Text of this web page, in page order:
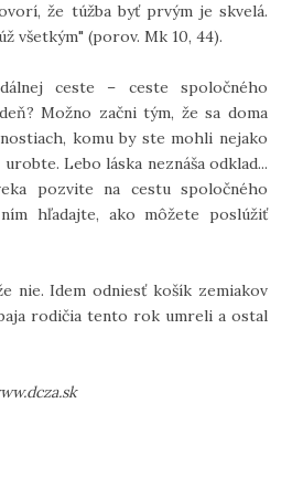
že túžba byť prvým je skvelá.
všetkým" (porov. Mk 10, 44).
ceste – ceste spoločného
Možno začni tým, že sa doma
komu by ste mohli nejako
Lebo láska neznáša odklad...
pozvite na cestu spoločného
hľadajte, ako môžete poslúžiť
nie. Idem odniesť košík zemiakov
rodičia tento rok umreli a ostal